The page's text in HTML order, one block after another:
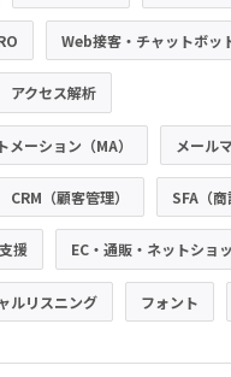
Web接客・チャットボッ
アクセス解析
ーション（MA） メール
CRM（顧客管理） SFA（商
援 EC・通販・ネットショ
ルリスニング フォント